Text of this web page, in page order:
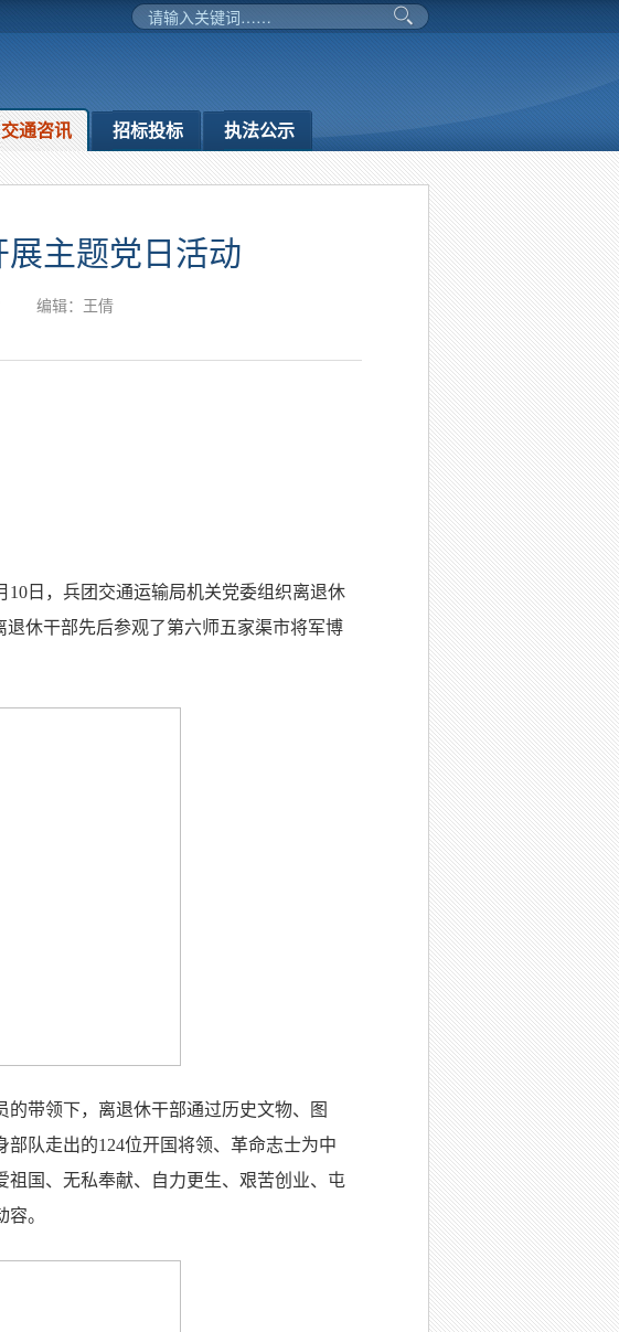
交通咨讯 招标投标 执法公示
主题党日活动
编辑：王倩
日，兵团交通运输局机关党委组织离退休
休干部先后参观了第六师五家渠市将军博
带领下，离退休干部通过历史文物、图
队走出的124位开国将领、革命志士为中
国、无私奉献、自力更生、艰苦创业、屯
。